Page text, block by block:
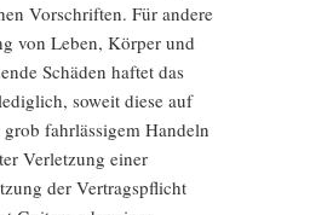
Vorschriften. Für andere
von Leben, Körper und
Schäden haftet das
soweit diese auf
fahrlässigem Handeln
Verletzung einer
der Vertragspflicht